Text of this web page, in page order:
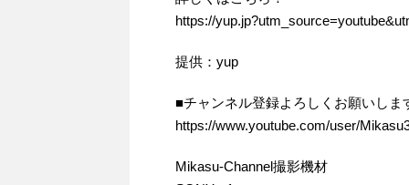
https://
提供：yup
■チャンネル登録よろしくお願いしま
https://www.youtube.com/user/
Mikasu-Channel撮影機材